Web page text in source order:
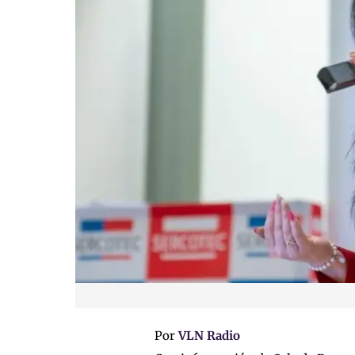
PorVLN Radio